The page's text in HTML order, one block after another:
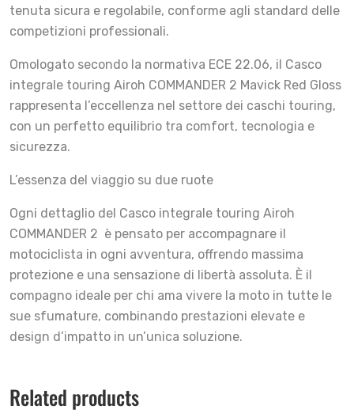
tenuta sicura e regolabile, conforme agli standard delle
competizioni professionali.
Omologato secondo la normativa ECE 22.06, il Casco
integrale touring Airoh COMMANDER 2 Mavick Red Gloss
rappresenta l’eccellenza nel settore dei caschi touring,
con un perfetto equilibrio tra comfort, tecnologia e
sicurezza.
L’essenza del viaggio su due ruote
Ogni dettaglio del Casco integrale touring Airoh
COMMANDER 2 è pensato per accompagnare il
motociclista in ogni avventura, offrendo massima
protezione e una sensazione di libertà assoluta. È il
compagno ideale per chi ama vivere la moto in tutte le
sue sfumature, combinando prestazioni elevate e
design d’impatto in un’unica soluzione.
Related products